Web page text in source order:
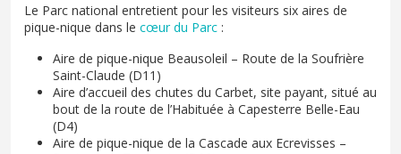
Le Parc national entretient pour les visiteurs six aires de
pique-nique dans le cœur du Parc :
Aire de pique-nique Beausoleil – Route de la Soufrière
Saint-Claude (D11)
Aire d’accueil des chutes du Carbet, site payant, situé au
bout de la route de l’Habituée à Capesterre Belle-Eau
(D4)
Aire de pique-nique de la Cascade aux Ecrevisses –